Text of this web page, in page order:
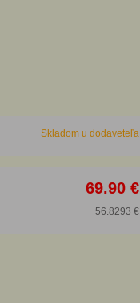
Skladom u dodaveteľa
69.90 €
56.8293 €